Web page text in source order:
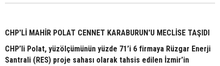
CHP'Lİ MAHİR POLAT CENNET KARABURUN'U MECLİSE TAŞIDI
CHP’li Polat, yüzölçümünün yüzde 71’i 6 firmaya Rüzgar Enerji
Santrali (RES) proje sahası olarak tahsis edilen İzmir’in